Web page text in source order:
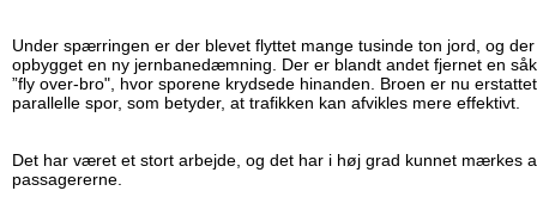
Under spærringen er der blevet flyttet mange tusinde ton jord, og
opbygget en ny jernbanedæmning. Der er blandt andet fjernet en
”fly over-bro", hvor sporene krydsede hinanden. Broen er nu
parallelle spor, som betyder, at trafikken kan afvikles mere effektivt.
Det har været et stort arbejde, og det har i høj grad kunnet mærkes
passagererne.